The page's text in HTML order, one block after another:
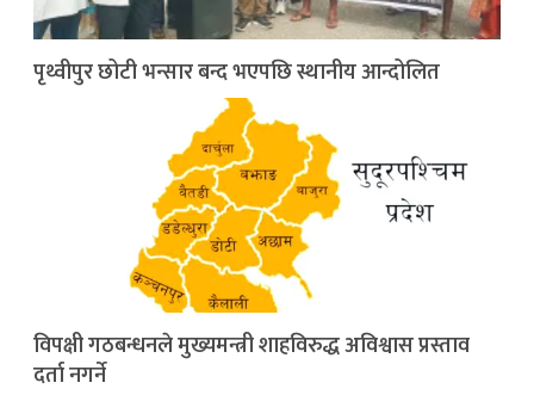
पृथ्वीपुर छोटी भन्सार बन्द भएपछि स्थानीय आन्दोलित
विपक्षी गठबन्धनले मुख्यमन्त्री शाहविरुद्ध अविश्वास प्रस्ताव
दर्ता नगर्ने